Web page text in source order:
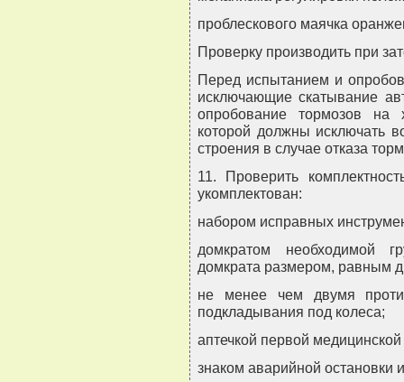
проблескового маячка
Проверку производить при
Перед испытанием и
исключающие скатывание
опробование тормозов на
которой должны исключать
строения в случае отказа
11. Проверить
укомплектован:
набором исправных
домкратом необходимой
домкрата размером, равным
не менее чем двумя
подкладывания под колеса;
аптечкой первой
знаком аварийной